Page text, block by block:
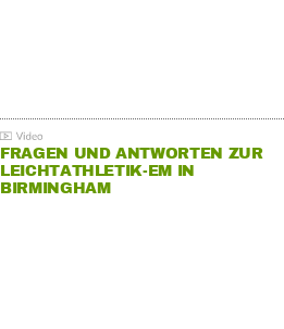
FRAGEN UND ANTWORTEN ZUR
LEICHTATHLETIK-EM IN
BIRMINGHAM